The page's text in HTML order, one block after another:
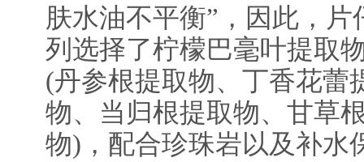
肤水油不平衡”，因此，
列选择了柠檬巴毫叶提取
(丹参根提取物、丁香花蕾
物、当归根提取物、甘草
物)，配合珍珠岩以及补水